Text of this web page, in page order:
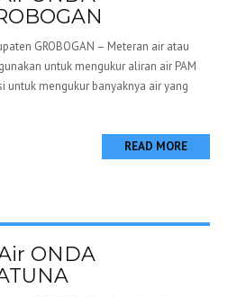
GROBOGAN – Meteran air atau
untuk mengukur aliran air PAM
untuk mengukur banyaknya air yang
READ MORE
ONDA